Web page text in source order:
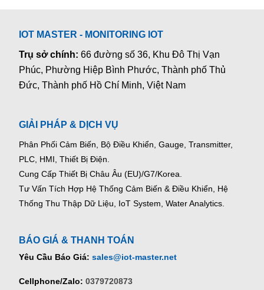
IOT MASTER - MONITORING IOT
Trụ sở chính:66 đường số 36, Khu Đô Thị Vạn
Phúc, Phường Hiệp Bình Phước, Thành phố Thủ
Đức, Thành phố Hồ Chí Minh, Việt Nam
GIẢI PHÁP & DỊCH VỤ
Phân Phối Cảm Biến, Bộ Điều Khiển, Gauge, Transmitter,
PLC, HMI, Thiết Bị Điện.
Cung Cấp Thiết Bị Châu Âu (EU)/G7/Korea.
Tư Vấn Tích Hợp Hệ Thống Cảm Biến & Điều Khiển, Hệ
Thống Thu Thập Dữ Liệu, IoT System, Water Analytics.
BÁO GIÁ & THANH TOÁN
Yêu Cầu Báo Giá: sales@iot-master.net
Cellphone/Zalo: 0379720873